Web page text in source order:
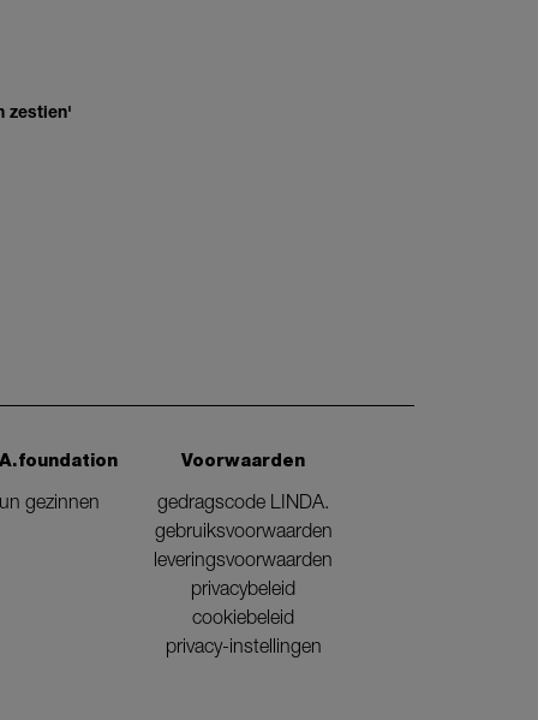
zestien'
gezinnen
Voorwaarden
gedragscode LINDA.
gebruiksvoorwaarden
leveringsvoorwaarden
privacybeleid
cookiebeleid
privacy-instellingen